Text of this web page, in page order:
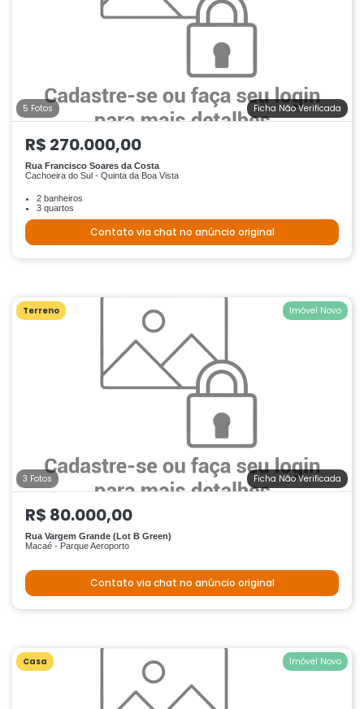
5 Fotos Ficha Não Verificada
R$ 270.000,00
Rua Francisco Soares da Costa
Cachoeira do Sul - Quinta da Boa Vista
2 banheiros
3 quartos
Contato via chat no anúncio original
Terreno
3 Fotos Ficha Não Verificada
Imóvel Novo
R$ 80.000,00
Rua Vargem Grande (Lot B Green)
Macaé - Parque Aeroporto
Contato via chat no anúncio original
Casa Imóvel Novo